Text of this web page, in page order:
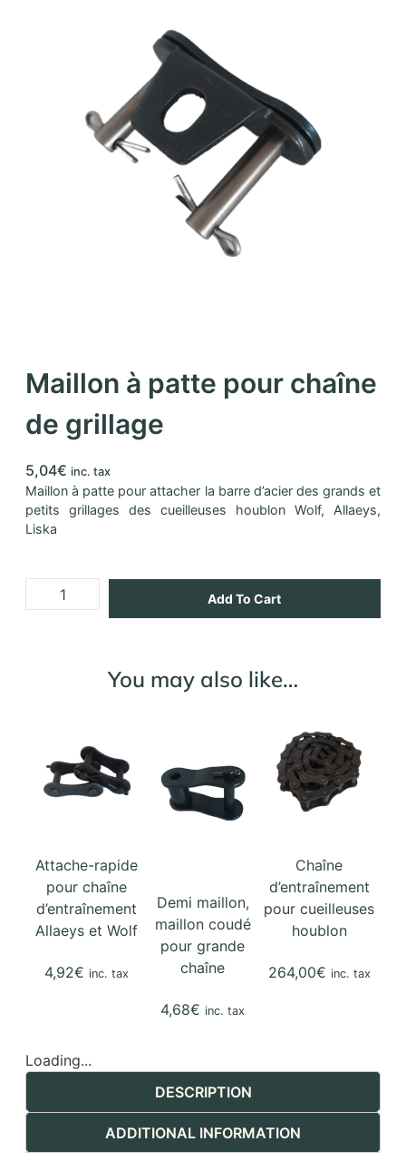
Maillon à patte pour chaîne
de grillage
5,04€ inc. tax
Maillon à patte pour attacher la barre d’acier des grands et
petits grillages des cueilleuses houblon Wolf, Allaeys,
Liska
Add To Cart
You may also like…
Attache-rapide
pour chaîne
d’entraînement
Allaeys et Wolf
4,92€ inc. tax
Demi maillon,
maillon coudé
pour grande
chaîne
4,68€ inc. tax
Chaîne
d’entraînement
pour cueilleuses
houblon
264,00€ inc. tax
Loading...
DESCRIPTION
ADDITIONAL INFORMATION